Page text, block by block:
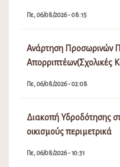
Πε, 06/08/2026 - 08:15
Ανάρτηση Προσωρινών
Απορριπτέων(Σχολικές
Πε, 06/08/2026 - 02:08
Διακοπή Υδροδότησης
οικισμούς περιμετρικά
Πε, 06/08/2026 - 10:31